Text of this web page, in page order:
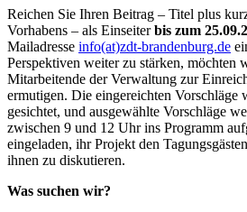
Reichen Sie Ihren Beitrag – Titel plus
Vorhabens – als Einseiterbis zum
Mailadresse info(at)zdt-brandenburg.de
Perspektiven weiter zu stärken, möchten
Mitarbeitende der Verwaltung zur
ermutigen. Die eingereichten Vorschläge
gesichtet, und ausgewählte Vorschläge
zwischen 9 und 12 Uhr ins Programm
eingeladen, ihr Projekt den
ihnen zu diskutieren.
Was suchen wir?